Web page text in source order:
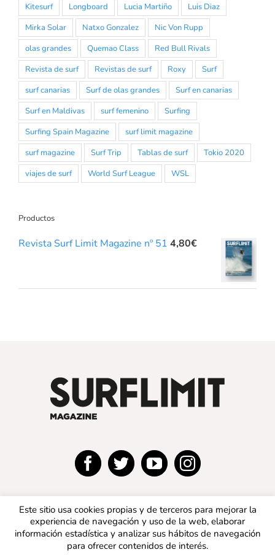
Kitesurf
Longboard Lucia Martiño
Luis Diaz
Mirka Solar
Natxo Gonzalez
Nic Von Rupp
olas grandes
Quemao Class
Red Bull Rivals
Revista de surf
Revistas de surf Roxy
Surf
surf canarias
Surf de olas grandes
Surf en canarias
Surf en Maldivas
surf femenino
Surfing
Surfing Spain Magazine
surf limit magazine
surf magazine
Surf Trip Tablas de surf
Tokio 2020
viajes de surf
World Surf League WSL
Productos
Revista Surf Limit Magazine nº 51 4,80€
Este sitio usa cookies propias y de terceros para mejorar la
experiencia de navegación y uso de la web, elaborar
información estadística y analizar sus hábitos de navegación
para ofrecer contenidos de interés.